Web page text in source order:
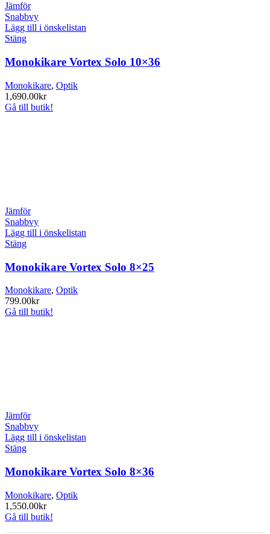
Jämför
Snabbvy
Lägg till i önskelistan
Stäng
Monokikare Vortex Solo 10×36
Monokikare, Optik
1,690.00kr
Gå till butik!
Jämför
Snabbvy
Lägg till i önskelistan
Stäng
Monokikare Vortex Solo 8×25
Monokikare, Optik
799.00kr
Gå till butik!
Jämför
Snabbvy
Lägg till i önskelistan
Stäng
Monokikare Vortex Solo 8×36
Monokikare, Optik
1,550.00kr
Gå till butik!